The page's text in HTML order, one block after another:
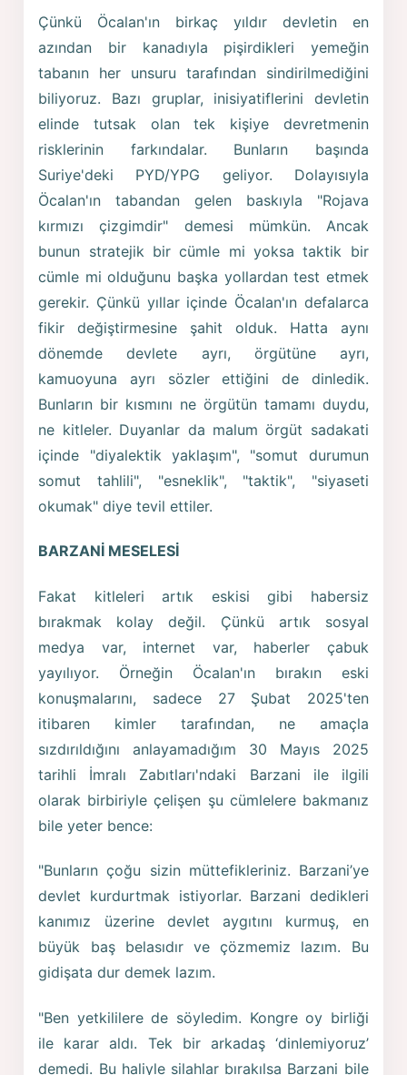
Çünkü Öcalan'ın birkaç yıldır devletin en
azından bir kanadıyla pişirdikleri yemeğin
tabanın her unsuru tarafından sindirilmediğini
biliyoruz. Bazı gruplar, inisiyatiflerini devletin
elinde tutsak olan tek kişiye devretmenin
risklerinin farkındalar. Bunların başında
Suriye'deki PYD/YPG geliyor. Dolayısıyla
Öcalan'ın tabandan gelen baskıyla "Rojava
kırmızı çizgimdir" demesi mümkün. Ancak
bunun stratejik bir cümle mi yoksa taktik bir
cümle mi olduğunu başka yollardan test etmek
gerekir. Çünkü yıllar içinde Öcalan'ın defalarca
fikir değiştirmesine şahit olduk. Hatta aynı
dönemde devlete ayrı, örgütüne ayrı,
kamuoyuna ayrı sözler ettiğini de dinledik.
Bunların bir kısmını ne örgütün tamamı duydu,
ne kitleler. Duyanlar da malum örgüt sadakati
içinde "diyalektik yaklaşım", "somut durumun
somut tahlili", "esneklik", "taktik", "siyaseti
okumak" diye tevil ettiler.
BARZANİ MESELESİ
Fakat kitleleri artık eskisi gibi habersiz
bırakmak kolay değil. Çünkü artık sosyal
medya var, internet var, haberler çabuk
yayılıyor. Örneğin Öcalan'ın bırakın eski
konuşmalarını, sadece 27 Şubat 2025'ten
itibaren kimler tarafından, ne amaçla
sızdırıldığını anlayamadığım 30 Mayıs 2025
tarihli İmralı Zabıtları'ndaki Barzani ile ilgili
olarak birbiriyle çelişen şu cümlelere bakmanız
bile yeter bence:
"Bunların çoğu sizin müttefikleriniz. Barzani’ye
devlet kurdurtmak istiyorlar. Barzani dedikleri
kanımız üzerine devlet aygıtını kurmuş, en
büyük baş belasıdır ve çözmemiz lazım. Bu
gidişata dur demek lazım.
"Ben yetkililere de söyledim. Kongre oy birliği
ile karar aldı. Tek bir arkadaş ‘dinlemiyoruz’
demedi. Bu haliyle silahlar bırakılsa Barzani bile